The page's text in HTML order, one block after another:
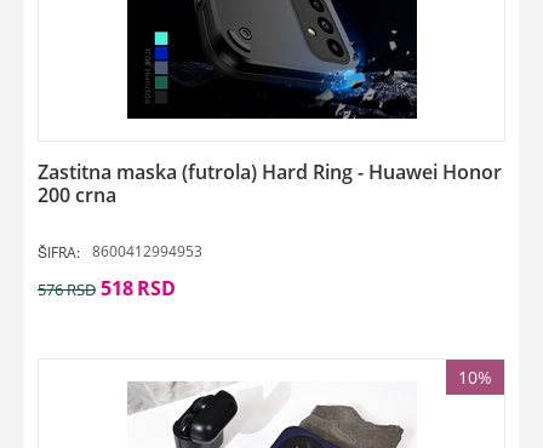
Zastitna maska (futrola) Hard Ring - Huawei Honor
200 crna
ŠIFRA: 8600412994953
576RSD 518RSD
10%